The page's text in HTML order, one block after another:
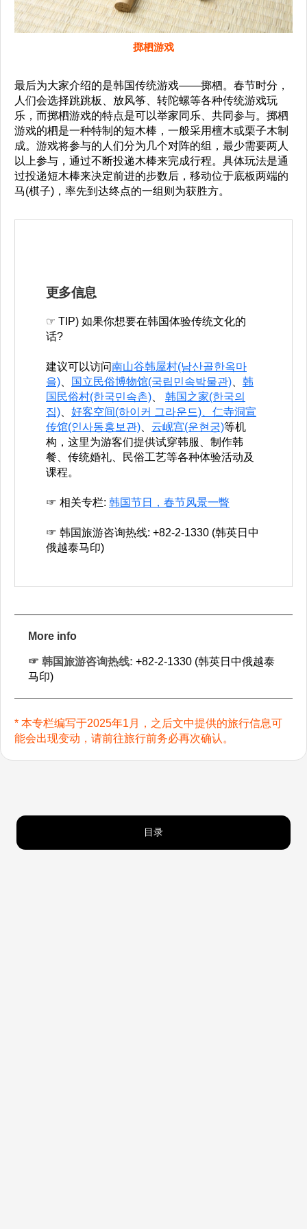
掷柶游戏
最后为大家介绍的是韩国传统游戏——掷柶。春节时分，
人们会选择跳跳板、放风筝、转陀螺等各种传统游戏玩
乐，而掷柶游戏的特点是可以举家同乐、共同参与。掷柶
游戏的柶是一种特制的短木棒，一般采用檀木或栗子木制
成。游戏将参与的人们分为几个对阵的组，最少需要两人
以上参与，通过不断投递木棒来完成行程。具体玩法是通
过投递短木棒来决定前进的步数后，移动位于底板两端的
马(棋子)，率先到达终点的一组则为获胜方。
更多信息
☞ TIP) 如果你想要在韩国体验传统文化的
话?
建议可以访问南山谷韩屋村(남산골한옥마
을)
国立民俗博物馆(국립민속박물관)
韩
国民俗村(한국민속촌)
韩国之家(한국의
집)
好客空间(하이커 그라운드)、 仁寺洞宣
传馆(인사동홍보관)
云岘宫(운현궁)等机
构，这里为游客们提供试穿韩服、制作韩
餐、传统婚礼、民俗工艺等各种体验活动及
课程。
☞ 相关专栏: 韩国节日，春节风景一瞥
☞ 韩国旅游咨询热线: +82-2-1330 (韩英日中
俄越泰马印)
More info
☞ 韩国旅游咨询热线: +82-2-1330 (韩英日中俄越泰
马印)
* 本专栏编写于2025年1月，之后文中提供的旅行信息可
能会出现变动，请前往旅行前务必再次确认。
目录